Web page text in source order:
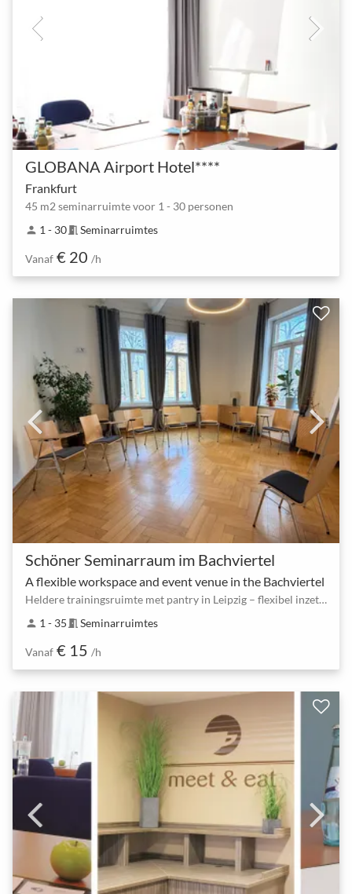
GLOBANA Airport Hotel****
Frankfurt
45 m2 seminarruimte voor 1 - 30 personen
person 1 - 30meeting_room Seminarruimtes
Vanaf € 20 /h
Schöner Seminarraum im Bachviertel
A flexible workspace and event venue in the Bachviertel
Heldere trainingsruimte met pantry in Leipzig – flexibel inzetbaar tot 35 personen
person 1 - 35 meeting_room Seminarruimtes
Vanaf € 15 /h